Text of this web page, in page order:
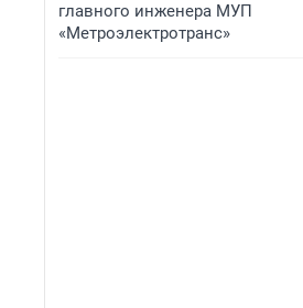
главного инженера МУП
«Метроэлектротранс»